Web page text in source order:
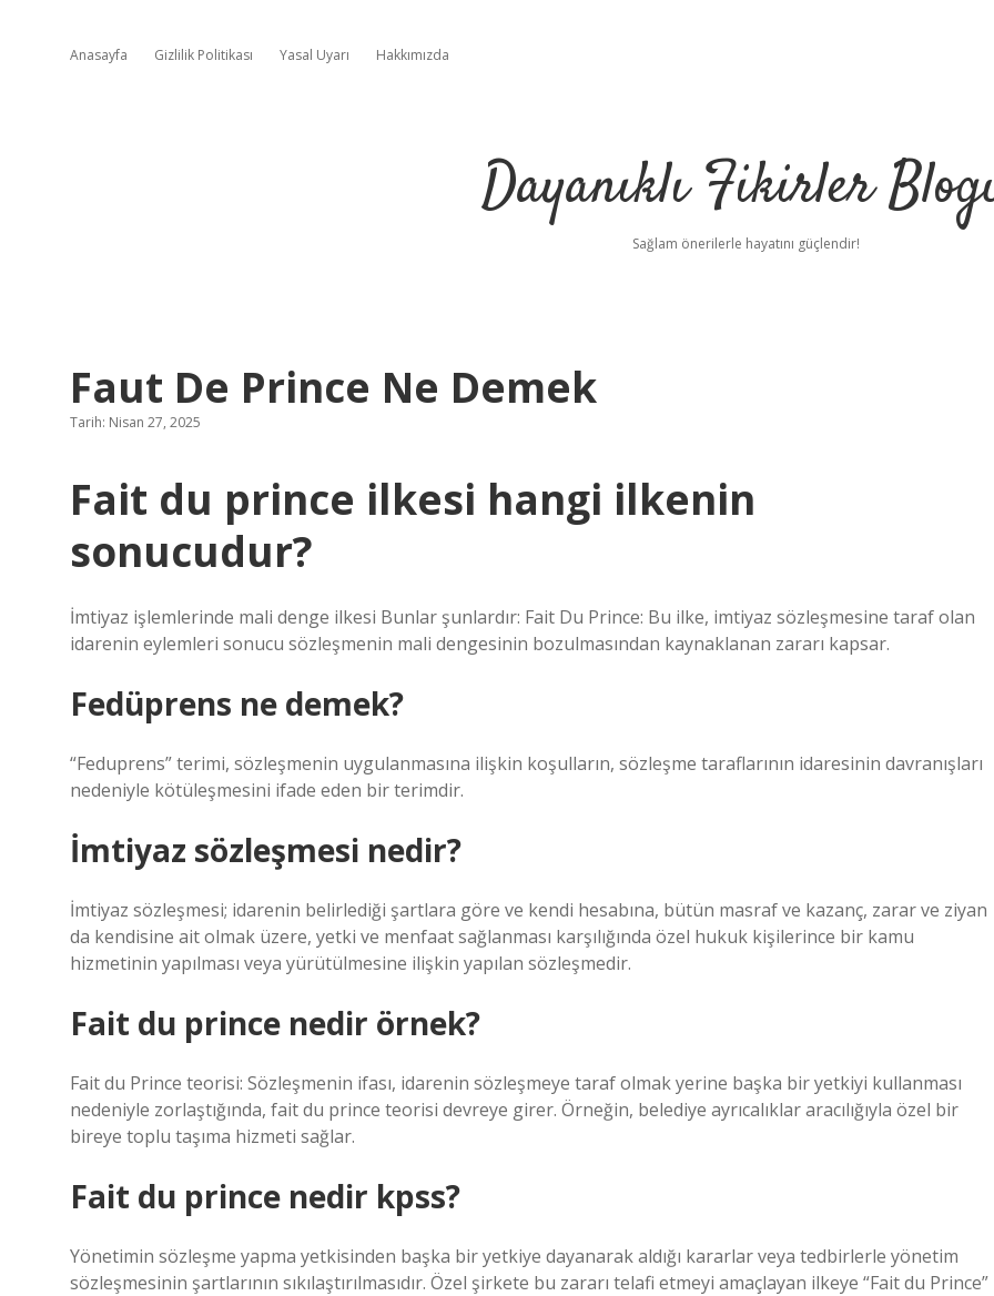
Anasayfa Gizlilik Politikası Yasal Uyarı Hakkımızda
Dayanıklı Fikirler
Sağlam önerilerle hayatını güçlendir!
Faut De Prince Ne Demek
Tarih: Nisan 27, 2025
Fait du prince ilkesi hangi ilkenin
sonucudur?
İmtiyaz işlemlerinde mali denge ilkesi Bunlar şunlardır: Fait Du Prince: Bu ilke, imtiyaz sözleşmesine taraf olan
idarenin eylemleri sonucu sözleşmenin mali dengesinin bozulmasından kaynaklanan zararı kapsar.
Fedüprens ne demek?
“Feduprens” terimi, sözleşmenin uygulanmasına ilişkin koşulların, sözleşme taraflarının idaresinin davranışları
nedeniyle kötüleşmesini ifade eden bir terimdir.
İmtiyaz sözleşmesi nedir?
İmtiyaz sözleşmesi; idarenin belirlediği şartlara göre ve kendi hesabına, bütün masraf ve kazanç, zarar ve ziyan
da kendisine ait olmak üzere, yetki ve menfaat sağlanması karşılığında özel hukuk kişilerince bir kamu
hizmetinin yapılması veya yürütülmesine ilişkin yapılan sözleşmedir.
Fait du prince nedir örnek?
Fait du Prince teorisi: Sözleşmenin ifası, idarenin sözleşmeye taraf olmak yerine başka bir yetkiyi kullanması
nedeniyle zorlaştığında, fait du prince teorisi devreye girer. Örneğin, belediye ayrıcalıklar aracılığıyla özel bir
bireye toplu taşıma hizmeti sağlar.
Fait du prince nedir kpss?
Yönetimin sözleşme yapma yetkisinden başka bir yetkiye dayanarak aldığı kararlar veya tedbirlerle yönetim
sözleşmesinin şartlarının sıkılaştırılmasıdır. Özel şirkete bu zararı telafi etmeyi amaçlayan ilkeye “Fait du Prince”